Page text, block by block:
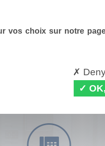
vos choix sur notre